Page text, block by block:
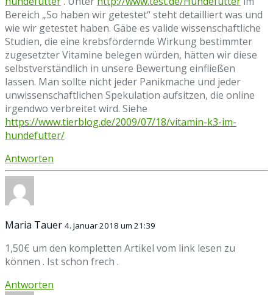
Bereich „So haben wir getestet“ steht detailliert was und
wie wir getestet haben. Gäbe es valide wissenschaftliche
Studien, die eine krebsfördernde Wirkung bestimmter
zugesetzter Vitamine belegen würden, hätten wir diese
selbstverständlich in unsere Bewertung einfließen
lassen. Man sollte nicht jeder Panikmache und jeder
unwissenschaftlichen Spekulation aufsitzen, die online
irgendwo verbreitet wird. Siehe
https://www.tierblog.de/2009/07/18/vitamin-k3-im-
hundefutter/
Antworten
Maria Tauer 4. Januar 2018 um 21:39
1,50€ um den kompletten Artikel vom link lesen zu
können . Ist schon frech .
Antworten